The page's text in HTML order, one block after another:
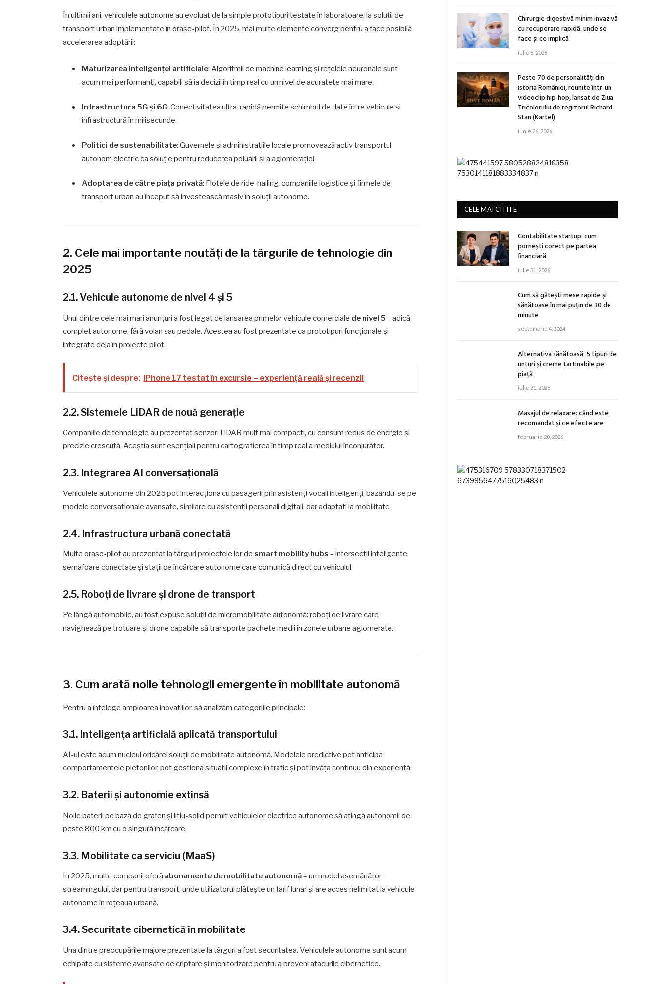
În ultimii ani, vehiculele autonome au evoluat de la simple prototipuri testate în laboratoare, la soluții de
transport urban implementate în orașe-pilot. În 2025, mai multe elemente converg pentru a face posibilă
accelerarea adoptării:
Maturizarea inteligenței artificiale: Algoritmii de machine learning și rețelele neuronale sunt
acum mai performanți, capabili să ia decizii în timp real cu un nivel de acuratețe mai mare.
Infrastructura 5G și 6G: Conectivitatea ultra-rapidă permite schimbul de date între vehicule și
infrastructură în milisecunde.
Politici de sustenabilitate: Guvernele și administrațiile locale promovează activ transportul
autonom electric ca soluție pentru reducerea poluării și a aglomerației.
Adoptarea de către piața privată: Flotele de ride-hailing, companiile logistice și firmele de
transport urban au început să investească masiv în soluții autonome.
2. Cele mai importante noutăți de la târgurile de tehnologie din
2025
2.1. Vehicule autonome de nivel 4 și 5
Unul dintre cele mai mari anunțuri a fost legat de lansarea primelor vehicule comerciale de nivel 5 – adică
complet autonome, fără volan sau pedale. Acestea au fost prezentate ca prototipuri funcționale și
integrate deja în proiecte pilot.
Citește și despre: iPhone 17 testat în excursie – experiență reală și recenzii
2.2. Sistemele LiDAR de nouă generație
Companiile de tehnologie au prezentat senzori LiDAR mult mai compacți, cu consum redus de energie și
precizie crescută. Aceștia sunt esențiali pentru cartografierea în timp real a mediului înconjurător.
2.3. Integrarea AI conversațională
Vehiculele autonome din 2025 pot interacționa cu pasagerii prin asistenți vocali inteligenți, bazându-se pe
modele conversaționale avansate, similare cu asistenții personali digitali, dar adaptați la mobilitate.
2.4. Infrastructura urbană conectată
Multe orașe-pilot au prezentat la târguri proiectele lor de smart mobility hubs – intersecții inteligente,
semafoare conectate și stații de încărcare autonome care comunică direct cu vehiculul.
2.5. Roboți de livrare și drone de transport
Pe lângă automobile, au fost expuse soluții de micromobilitate autonomă: roboți de livrare care
navighează pe trotuare și drone capabile să transporte pachete medii în zonele urbane aglomerate.
3. Cum arată noile tehnologii emergente în mobilitate autonomă
Pentru a înțelege amploarea inovațiilor, să analizăm categoriile principale:
3.1. Inteligența artificială aplicată transportului
AI-ul este acum nucleul oricărei soluții de mobilitate autonomă. Modelele predictive pot anticipa
comportamentele pietonilor, pot gestiona situații complexe în trafic și pot învăța continuu din experiență.
3.2. Baterii și autonomie extinsă
Noile baterii pe bază de grafen și litiu-solid permit vehiculelor electrice autonome să atingă autonomii de
peste 800 km cu o singură încărcare.
3.3. Mobilitate ca serviciu (MaaS)
În 2025, multe companii oferă abonamente de mobilitate autonomă– un model asemănător
streamingului, dar pentru transport, unde utilizatorul plătește un tarif lunar și are acces nelimitat la vehicule
autonome în rețeaua urbană.
3.4. Securitate cibernetică în mobilitate
Una dintre preocupările majore prezentate la târguri a fost securitatea. Vehiculele autonome sunt acum
echipate cu sisteme avansate de criptare și monitorizare pentru a preveni atacurile cibernetice.
Chirurgie digestivă minim invazivă
cu recuperare rapidă: unde se
face și ce implică
iulie 6, 2026
Peste 70 de personalități din
istoria României, reunite într-un
videoclip hip-hop, lansat de Ziua
Tricolorului de regizorul Richard
Stan (Kartel)
iunie 26, 2026
CELE MAI CITITE
Contabilitate startup: cum
pornești corect pe partea
financiară
iulie 31, 2026
Cum să gătești mese rapide și
sănătoase în mai puțin de 30 de
minute
septembrie 4, 2024
Alternativa sănătoasă: 5 tipuri de
unturi și creme tartinabile pe
piață
iulie 31, 2026
Masajul de relaxare: când este
recomandat și ce efecte are
februarie 28, 2026